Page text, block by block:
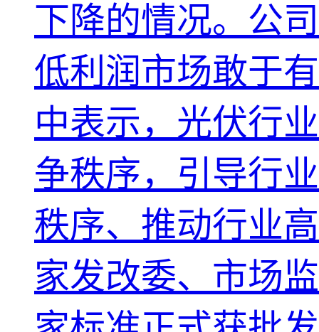
下降的情况。公
低利润市场敢于
中表示，光伏行
争秩序，引导行
秩序、推动行业
家发改委、市场